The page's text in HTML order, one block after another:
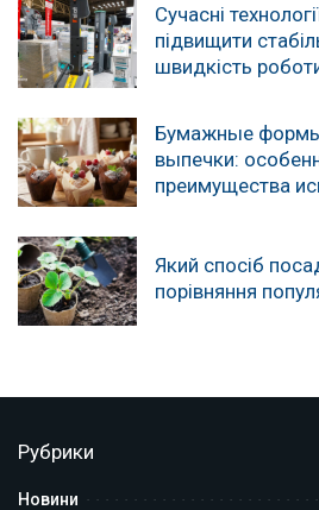
Сучасні
підвищити
швидкість
Бумажные
выпечки:
преимущества
Який спосіб
порівняння
Рубрики
Новини